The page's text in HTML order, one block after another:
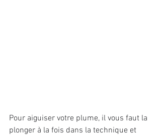
Pour aiguiser votre plume, il vous faut la
plonger à la fois dans la technique et